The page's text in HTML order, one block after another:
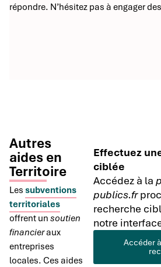
répondre. N’hésitez pas à engager
Autres
aides en
Territoire
Les subventions
territoriales
offrent un soutien
financieraux
entreprises
locales. Ces aides
Effectuez
ciblée
Accédez à la
publics.fr
recherche
notre
Accéder